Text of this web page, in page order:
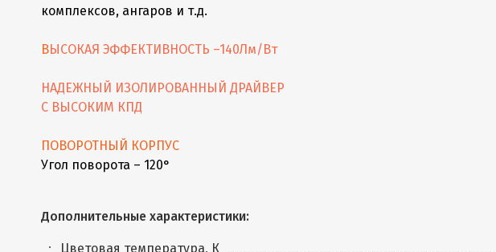
комплексов, ангаров и т.д.
ВЫСОКАЯ ЭФФЕКТИВНОСТЬ –140Лм/Вт
НАДЕЖНЫЙ ИЗОЛИРОВАННЫЙ ДРАЙВЕР
С ВЫСОКИМ КПД
ПОВОРОТНЫЙ КОРПУС
Угол поворота – 120°
Дополнительные характеристики:
Цветовая температура, К